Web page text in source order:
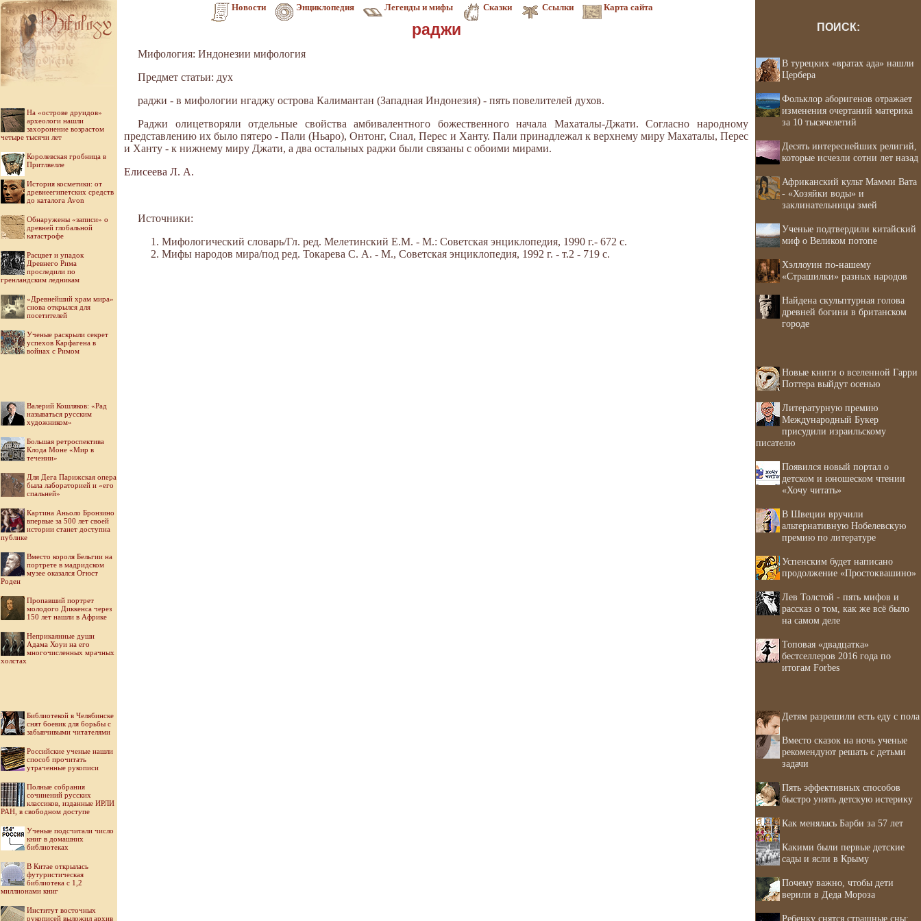
Новости Энциклопедия Легенды и мифы Сказки Ссылки Карта сайта
На «острове друидов»
археологи нашли
захоронение возрастом
четыре тысячи лет
Королевская гробница в
Притлвелле
История косметики: от
древнеегипетских средств
до каталога Avon
Обнаружены «записи» о
древней глобальной
катастрофе
Расцвет и упадок
Древнего Рима
проследили по
гренландским ледникам
«Древнейший храм мира»
снова открылся для
посетителей
Ученые раскрыли секрет
успехов Карфагена в
войнах с Римом
Валерий Кошляков: «Рад
называться русским
художником»
Большая ретроспектива
Клода Моне «Мир в
течении»
Для Дега Парижская опера
была лабораторией и «его
спальней»
Картина Аньоло Бронзино
впервые за 500 лет своей
истории станет доступна
публике
Вместо короля Бельгии на
портрете в мадридском
музее оказался Огюст
Роден
Пропавший портрет
молодого Диккенса через
150 лет нашли в Африке
Неприкаянные души
Адама Хоуи на его
многочисленных мрачных
холстах
Библиотекой в Челябинске
снят боевик для борьбы с
забывчивыми читателями
Российские ученые нашли
способ прочитать
утраченные рукописи
Полные собрания
сочинений русских
классиков, изданные ИРЛИ
РАН, в свободном доступе
Ученые подсчитали число
книг в домашних
библиотеках
В Китае открылась
футуристическая
библиотека с 1,2
миллионами книг
Институт восточных
рукописей выложил архив
раджи
Мифология: Индонезии мифология
Предмет статьи: дух
раджи - в мифологии нгаджу острова Калимантан (Западная Индонезия) - пять повелителей духов.
Раджи олицетворяли отдельные свойства амбивалентного божественного начала Махаталы-Джати. Согласно народному
представлению их было пятеро - Пали (Ньаро), Онтонг, Сиал, Перес и Ханту. Пали принадлежал к верхнему миру Махаталы, Перес
и Ханту - к нижнему миру Джати, а два остальных раджи были связаны с обоими мирами.
Елисеева Л. А.
Источники:
Мифологический словарь/Гл. ред. Мелетинский Е.М. - М.: Советская энциклопедия, 1990 г.- 672 с.
Мифы народов мира/под ред. Токарева С. А. - М., Советская энциклопедия, 1992 г. - т.2 - 719 с.
ПОИСК:
В турецких «вратах ада» нашли
Цербера
Фольклор аборигенов отражает
изменения очертаний материка
за 10 тысячелетий
Десять интереснейших религий,
которые исчезли сотни лет назад
Африканский культ Мамми Вата
- «Хозяйки воды» и
заклинательницы змей
Ученые подтвердили китайский
миф о Великом потопе
Хэллоуин по-нашему
«Страшилки» разных народов
Найдена скульптурная голова
древней богини в британском
городе
Новые книги о вселенной Гарри
Поттера выйдут осенью
Литературную премию
Международный Букер
присудили израильскому
писателю
Появился новый портал о
детском и юношеском чтении
«Хочу читать»
В Швеции вручили
альтернативную Нобелевскую
премию по литературе
Успенским будет написано
продолжение «Простоквашино»
Лев Толстой - пять мифов и
рассказ о том, как же всё было
на самом деле
Топовая «двадцатка»
бестселлеров 2016 года по
итогам Forbes
Детям разрешили есть еду с пола
Вместо сказок на ночь ученые
рекомендуют решать с детьми
задачи
Пять эффективных способов
быстро унять детскую истерику
Как менялась Барби за 57 лет
Какими были первые детские
сады и ясли в Крыму
Почему важно, чтобы дети
верили в Деда Мороза
Ребенку снятся страшные сны: